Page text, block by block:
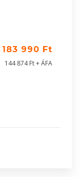
183 990 Ft
144 874 Ft + ÁFA